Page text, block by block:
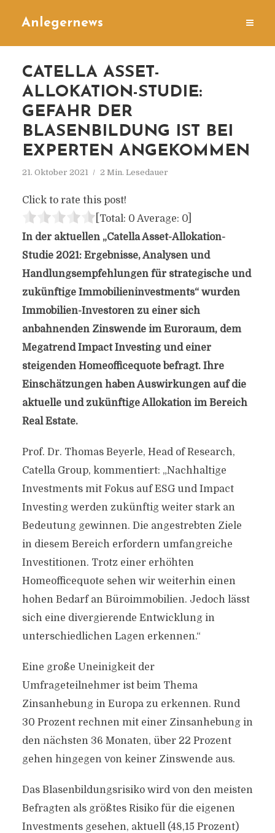
Anlegernews
CATELLA ASSET-
ALLOKATION-STUDIE:
GEFAHR DER
BLASENBILDUNG IST BEI
EXPERTEN ANGEKOMMEN
21. Oktober 2021 2 Min. Lesedauer
Click to rate this post!
[Total: 0 Average: 0]
In der aktuellen „Catella Asset-Allokation-
Studie 2021: Ergebnisse, Analysen und
Handlungsempfehlungen für strategische und
zukünftige Immobilieninvestments“ wurden
Immobilien-Investoren zu einer sich
anbahnenden Zinswende im Euroraum, dem
Megatrend Impact Investing und einer
steigenden Homeofficequote befragt. Ihre
Einschätzungen haben Auswirkungen auf die
aktuelle und zukünftige Allokation im Bereich
Real Estate.
Prof. Dr. Thomas Beyerle, Head of Research,
Catella Group, kommentiert: „Nachhaltige
Investments mit Fokus auf ESG und Impact
Investing werden zukünftig weiter stark an
Bedeutung gewinnen. Die angestrebten Ziele
in diesem Bereich erfordern umfangreiche
Investitionen. Trotz einer erhöhten
Homeofficequote sehen wir weiterhin einen
hohen Bedarf an Büroimmobilien. Jedoch lässt
sich eine divergierende Entwicklung in
unterschiedlichen Lagen erkennen.“
Eine große Uneinigkeit der
Umfrageteilnehmer ist beim Thema
Zinsanhebung in Europa zu erkennen. Rund
30 Prozent rechnen mit einer Zinsanhebung in
den nächsten 36 Monaten, über 22 Prozent
gehen hingegen von keiner Zinswende aus.
Das Blasenbildungsrisiko wird von den meisten
Befragten als größtes Risiko für die eigenen
Investments gesehen, aktuell (48,15 Prozent)